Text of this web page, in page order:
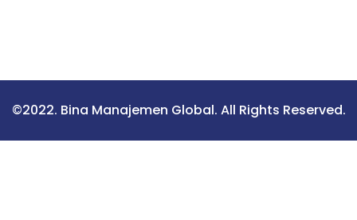
©2022. Bina Manajemen Global. All Rights Reserved.